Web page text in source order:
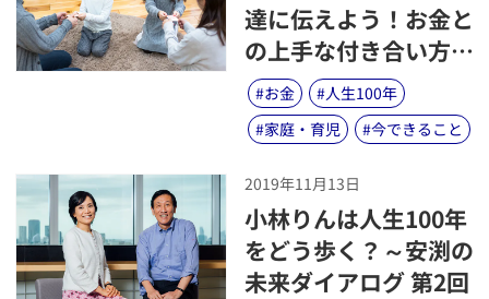
達に伝えよう！お金と
の上手な付き合い方、
つかい方
#お金 #人生100年
#家庭・育児 #今できること
2019年11月13日
​小林りんは人生100年
をどう歩く？～安渕の
未来ダイアログ 第2回